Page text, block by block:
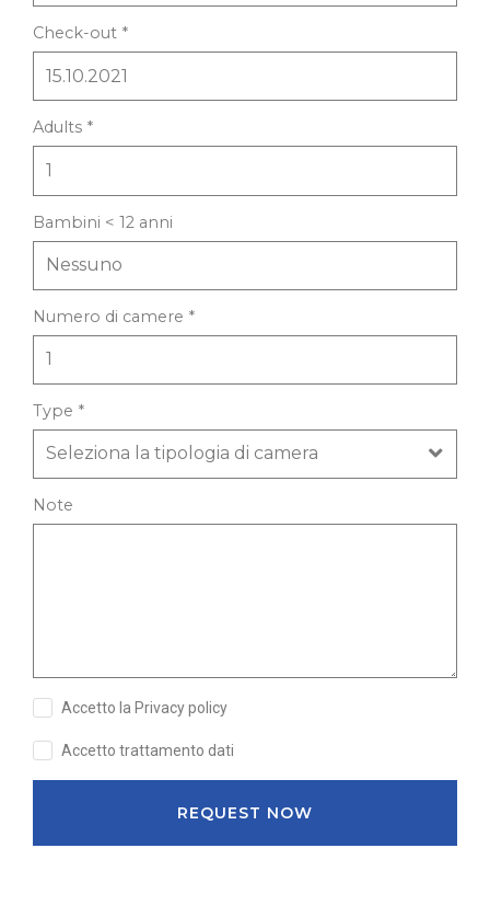
Check-out *
Adults *
Bambini < 12 anni
Numero di camere *
Type *
Note
Accetto la Privacy policy
Accetto trattamento dati
REQUEST NOW